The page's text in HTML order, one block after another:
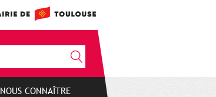
NOUS CONNAÎTRE